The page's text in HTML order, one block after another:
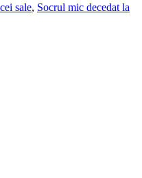
sale, Socrul mic decedat la